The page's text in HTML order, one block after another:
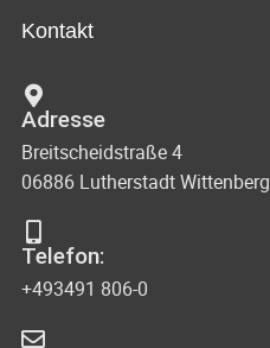
Kontakt
Adresse
Breitscheidstraße 4
06886 Lutherstadt Wittenberg
Telefon:
+493491 806-0